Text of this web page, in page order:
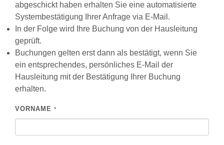
abgeschickt haben erhalten Sie eine automatisierte
Systembestätigung Ihrer Anfrage via E-Mail.
In der Folge wird Ihre Buchung von der Hausleitung
geprüft.
Buchungen gelten erst dann als bestätigt, wenn Sie
ein entsprechendes, persönliches E-Mail der
Hausleitung mit der Bestätigung Ihrer Buchung
erhalten.
VORNAME *